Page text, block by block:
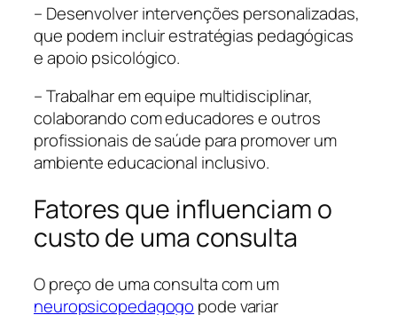
– Desenvolver intervenções personalizadas,
que podem incluir estratégias pedagógicas
e apoio psicológico.
– Trabalhar em equipe multidisciplinar,
colaborando com educadores e outros
profissionais de saúde para promover um
ambiente educacional inclusivo.
Fatores que influenciam o
custo de uma consulta
O preço de uma consulta com um
neuropsicopedagogo pode variar